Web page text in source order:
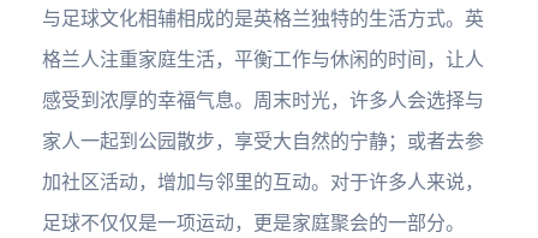
与足球文化相辅相成的是英格兰独特的生活方式。英
格兰人注重家庭生活，平衡工作与休闲的时间，让人
感受到浓厚的幸福气息。周末时光，许多人会选择与
家人一起到公园散步，享受大自然的宁静；或者去参
加社区活动，增加与邻里的互动。对于许多人来说，
足球不仅仅是一项运动，更是家庭聚会的一部分。